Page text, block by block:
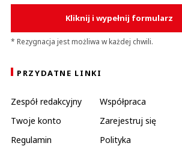
Kliknij i wypełnij formularz
* Rezygnacja jest możliwa w każdej chwili.
PRZYDATNE LINKI
Zespół redakcyjny Współpraca
Twoje konto
Zarejestruj się
Regulamin
Polityka